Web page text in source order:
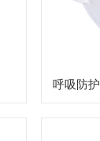
呼吸防护